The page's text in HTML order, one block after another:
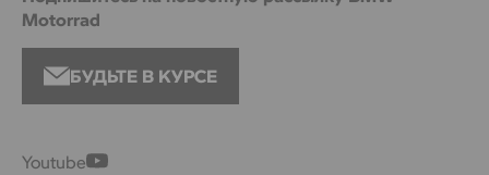
Motorrad
БУДЬТЕ В КУРСЕ
Youtube